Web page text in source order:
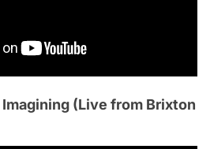
Imagining (Live from Brixton